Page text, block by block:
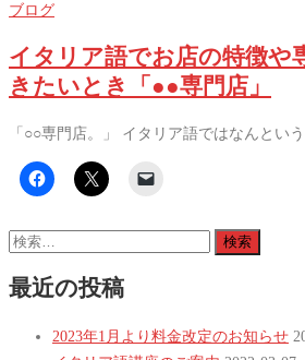
ブログ
イタリア語でお店の特徴や
きたいとき「●●専門店」
「○○専門店。」 イタリア語ではなんとい
検
最近の投稿
2023年1月より料金改定のお知らせ